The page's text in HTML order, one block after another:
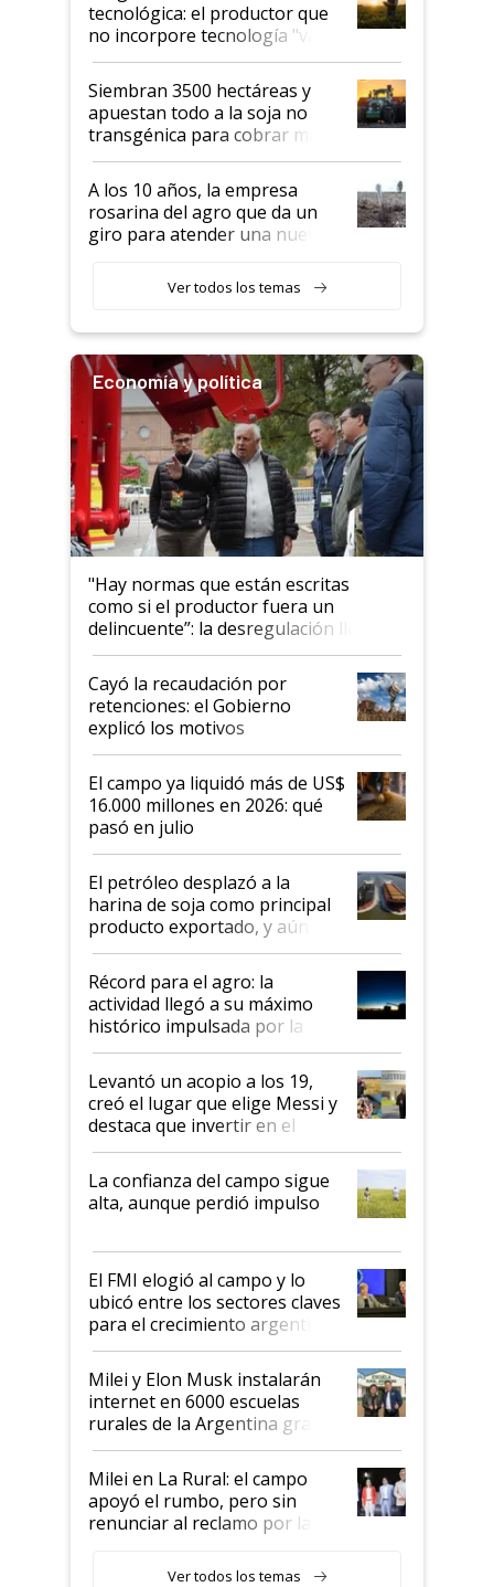
tecnológica: el productor que
no incorpore tecnología "va a
perder el tren"
Siembran 3500 hectáreas y
apuestan todo a la soja no
transgénica para cobrar más
por tonelada: compraron un
semillero
A los 10 años, la empresa
rosarina del agro que da un
giro para atender una nueva
Ver todos los temas
Economía y política
"Hay normas que están escritas
como si el productor fuera un
delincuente”: la desregulación llegó
al Congreso Aapresid y hasta se
habló del financiamiento al IPCVA
Cayó la recaudación por
retenciones: el Gobierno
explicó los motivos
El campo ya liquidó más de US$
16.000 millones en 2026: qué
pasó en julio
El petróleo desplazó a la
harina de soja como principal
producto exportado, y aún así
el agro aportó casi seis de cada
diez dólares y sostuvo el
liderazgo en un semestre
récord
Récord para el agro: la
actividad llegó a su máximo
histórico impulsada por la
cosecha y las exportaciones
Levantó un acopio a los 19,
creó el lugar que elige Messi y
destaca que invertir en el
kirchnerismo era como "darle
plata a un hijo para droga":
Juan Félix Rossetti, el libertario
que de una dura crisis salió
de Milei
La confianza del campo sigue
alta, aunque perdió impulso
El FMI elogió al campo y lo
ubicó entre los sectores claves
para el crecimiento argentino
Milei y Elon Musk instalarán
internet en 6000 escuelas
rurales de la Argentina gracias
a un acuerdo con Starlink
Milei en La Rural: el campo
apoyó el rumbo, pero sin
renunciar al reclamo por las
Ver todos los temas